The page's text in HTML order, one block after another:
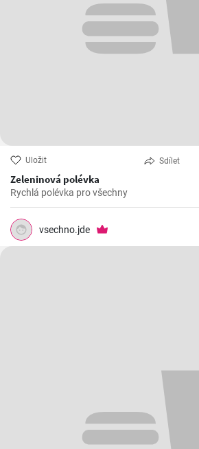
Uložit Sdílet
Zeleninová polévka
Rychlá polévka pro všechny
vsechno.jde